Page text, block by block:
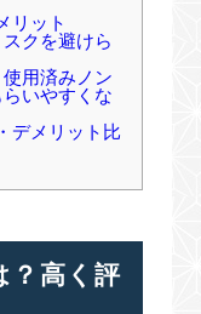
リット
クを避けら
用済みノン
いやすくな
デメリット比
？高く評